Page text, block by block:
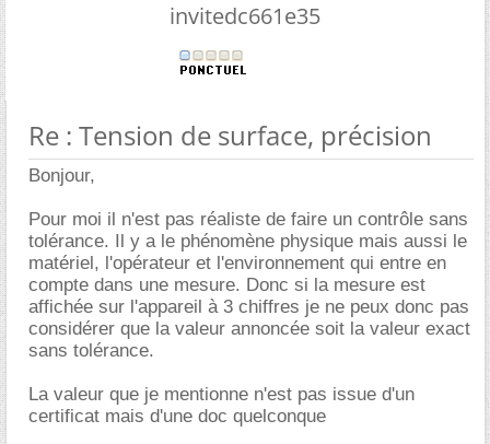
invitedc661e35
Re : Tension de surface, précision
Bonjour,
Pour moi il n'est pas réaliste de faire un contrôle sans
tolérance. Il y a le phénomène physique mais aussi le
matériel, l'opérateur et l'environnement qui entre en
compte dans une mesure. Donc si la mesure est
affichée sur l'appareil à 3 chiffres je ne peux donc pas
considérer que la valeur annoncée soit la valeur exact
sans tolérance.
La valeur que je mentionne n'est pas issue d'un
certificat mais d'une doc quelconque